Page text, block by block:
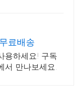
료배송
용하세요! 구독
서 만나보세요.